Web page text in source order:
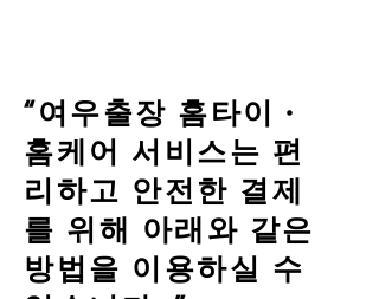
“여우출장 홈타이 ·
홈케어 서비스는 편
리하고 안전한 결제
를 위해 아래와 같은
방법을 이용하실 수